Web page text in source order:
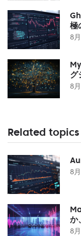
極
8
グ
8
Related topics
8
か
8